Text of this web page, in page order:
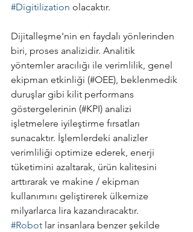
#Digitilization olacaktır.
Dijitalleşme'nin en faydalı yönlerinden
biri, proses analizidir. Analitik
yöntemler aracılığı ile verimlilik, genel
ekipman etkinliği (#OEE), beklenmedik
duruşlar gibi kilit performans
göstergelerinin (#KPI) analizi
işletmelere iyileştirme fırsatları
sunacaktır. İşlemlerdeki analizler
verimliliği optimize ederek, enerji
tüketimini azaltarak, ürün kalitesini
arttırarak ve makine / ekipman
kullanımını geliştirerek ülkemize
milyarlarca lira kazandıracaktır.
#Robot lar insanlara benzer şekilde